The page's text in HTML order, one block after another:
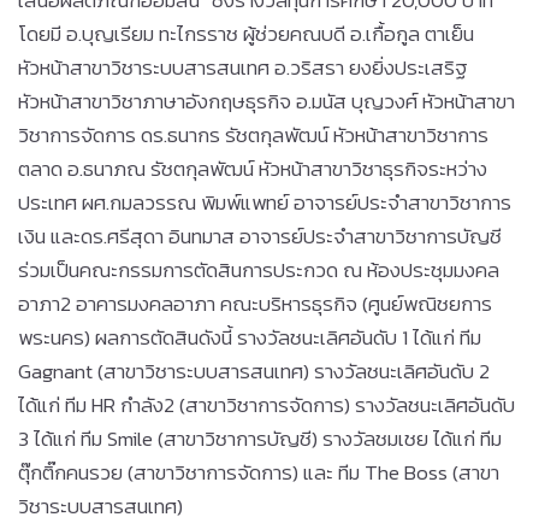
โดยมี อ.บุญเรียม ทะไกรราช ผู้ช่วยคณบดี อ.เกื้อกูล ตาเย็น
หัวหน้าสาขาวิชาระบบสารสนเทศ อ.วริสรา ยงยิ่งประเสริฐ
หัวหน้าสาขาวิชาภาษาอังกฤษธุรกิจ อ.มนัส บุญวงศ์ หัวหน้าสาขา
วิชาการจัดการ ดร.ธนากร รัชตกุลพัฒน์ หัวหน้าสาขาวิชาการ
ตลาด อ.ธนาภณ รัชตกุลพัฒน์ หัวหน้าสาขาวิชาธุรกิจระหว่าง
ประเทศ ผศ.กมลวรรณ พิมพ์แพทย์ อาจารย์ประจำสาขาวิชาการ
เงิน และดร.ศรีสุดา อินทมาส อาจารย์ประจำสาขาวิชาการบัญชี
ร่วมเป็นคณะกรรมการตัดสินการประกวด ณ ห้องประชุมมงคล
อาภา2 อาคารมงคลอาภา คณะบริหารธุรกิจ (ศูนย์พณิชยการ
พระนคร) ผลการตัดสินดังนี้ รางวัลชนะเลิศอันดับ 1 ได้แก่ ทีม
Gagnant (สาขาวิชาระบบสารสนเทศ) รางวัลชนะเลิศอันดับ 2
ได้แก่ ทีม HR กำลัง2 (สาขาวิชาการจัดการ) รางวัลชนะเลิศอันดับ
3 ได้แก่ ทีม Smile (สาขาวิชาการบัญชี) รางวัลชมเชย ได้แก่ ทีม
ตุ๊กติ๊กคนรวย (สาขาวิชาการจัดการ) และ ทีม The Boss (สาขา
วิชาระบบสารสนเทศ)